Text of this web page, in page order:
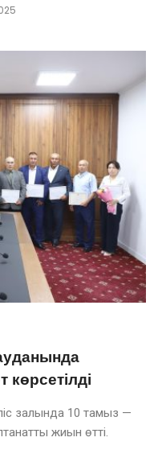
залында 10 тамыз —
жиын өтті.